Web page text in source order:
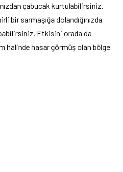
çabucak kurtulabilirsiniz.
bir sarmaşığa dolandığınızda
Etkisini orada da
halinde hasar görmüş olan bölge